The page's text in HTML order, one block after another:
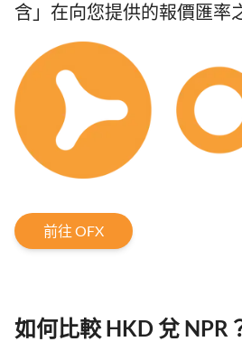
含」在向您提供的報價匯率
前往 OFX
如何比較 HKD 兌 NPR